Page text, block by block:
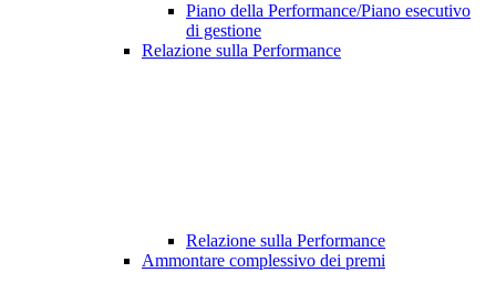
Piano della Performance/Piano esecutivo
di gestione
Relazione sulla Performance
Relazione sulla Performance
Ammontare complessivo dei premi